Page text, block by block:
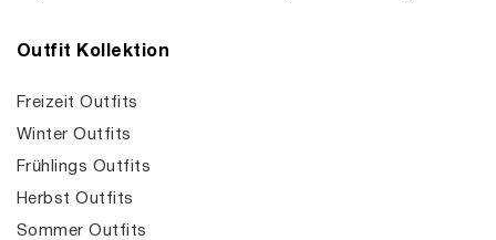
Outfit Kollektion
Freizeit Outfits
Winter Outfits
Frühlings Outfits
Herbst Outfits
Sommer Outfits